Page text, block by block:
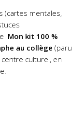
(cartes mentales,
Mon kit 100 %
au collège (paru
culturel, en